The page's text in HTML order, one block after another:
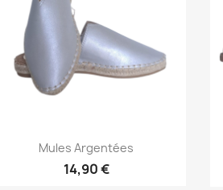
Aperçu rapide
Mules Argentées
14,90 €